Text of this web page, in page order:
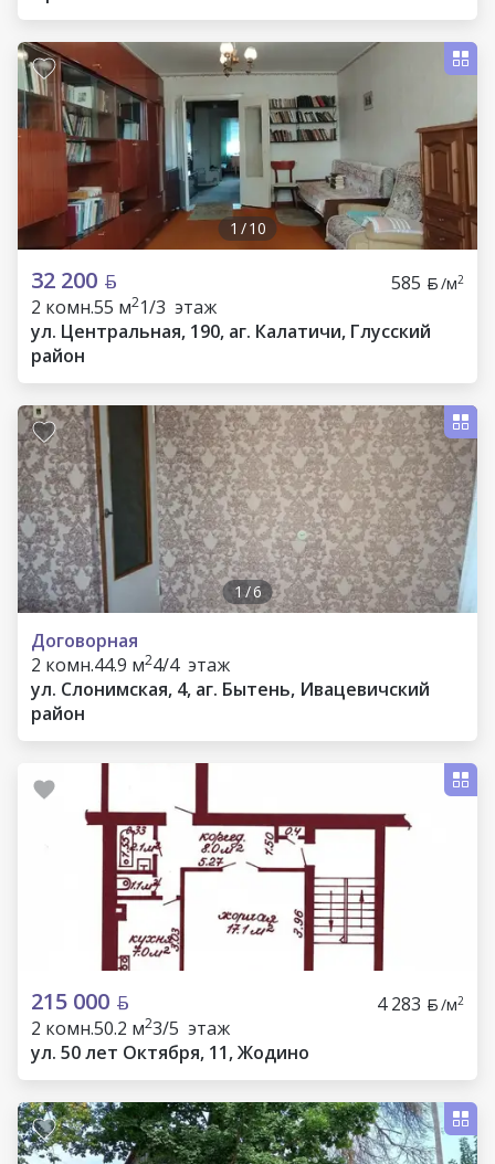
1 /10
32 200 585 /м2
2 комн.55 м21/3 этаж
ул. Центральная, 190, аг. Калатичи, Глусский
район
1/6
Договорная
2 комн.44.9 м24/4 этаж
ул. Слонимская, 4, аг. Бытень, Ивацевичский
район
215 000 4 283 /м2
2 комн.50.2 м23/5 этаж
ул. 50 лет Октября, 11, Жодино